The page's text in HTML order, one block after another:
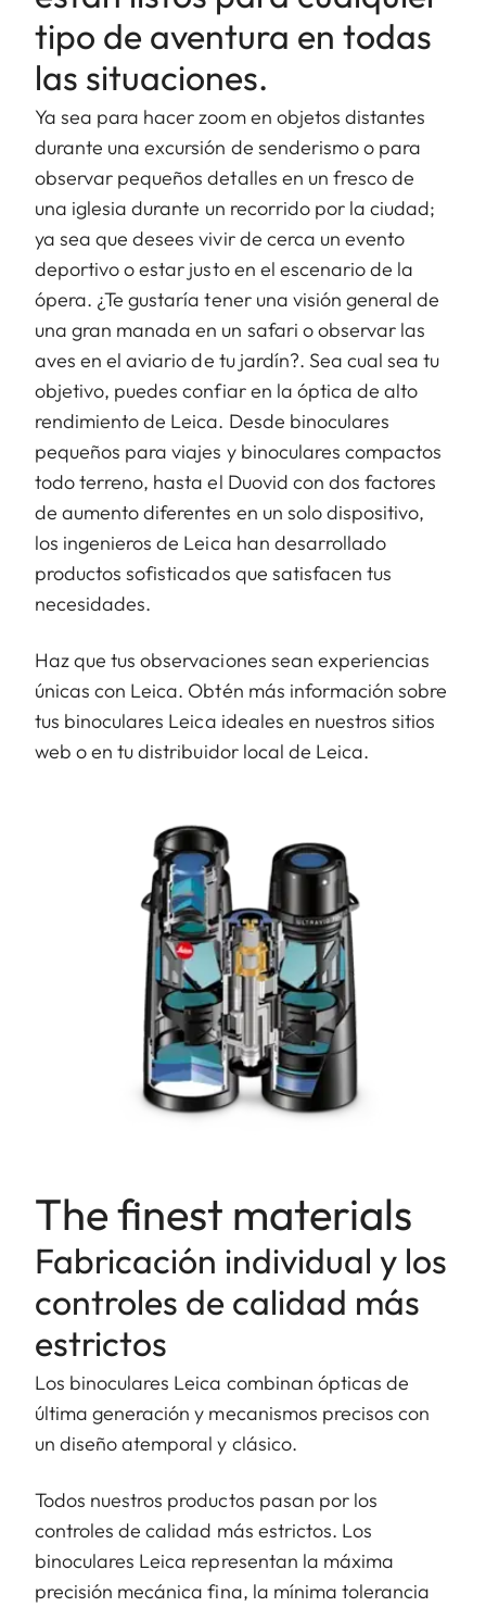
tipo de aventura en todas
las situaciones.
Ya sea para hacer zoom en objetos distantes
durante una excursión de senderismo o para
observar pequeños detalles en un fresco de
una iglesia durante un recorrido por la ciudad;
ya sea que desees vivir de cerca un evento
deportivo o estar justo en el escenario de la
ópera. ¿Te gustaría tener una visión general de
una gran manada en un safari o observar las
aves en el aviario de tu jardín?. Sea cual sea tu
objetivo, puedes confiar en la óptica de alto
rendimiento de Leica. Desde binoculares
pequeños para viajes y binoculares compactos
todo terreno, hasta el Duovid con dos factores
de aumento diferentes en un solo dispositivo,
los ingenieros de Leica han desarrollado
productos sofisticados que satisfacen tus
necesidades.
Haz que tus observaciones sean experiencias
únicas con Leica. Obtén más información sobre
tus binoculares Leica ideales en nuestros sitios
web o en tu distribuidor local de Leica.
The finest materials
Fabricación individual y los
controles de calidad más
estrictos
Los binoculares Leica combinan ópticas de
última generación y mecanismos precisos con
un diseño atemporal y clásico.
Todos nuestros productos pasan por los
controles de calidad más estrictos. Los
binoculares Leica representan la máxima
precisión mecánica fina, la mínima tolerancia